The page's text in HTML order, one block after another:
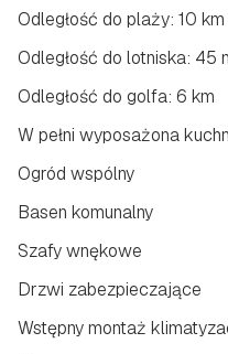
Odległość do plaży: 10 km
Odległość do lotniska: 45
Odległość do golfa: 6 km
W pełni wyposażona
Ogród wspólny
Basen komunalny
Szafy wnękowe
Drzwi zabezpieczające
Wstępny montaż